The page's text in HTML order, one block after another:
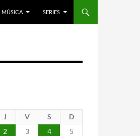
MÚSICA SERIES
J V S
D
2 3 4
5